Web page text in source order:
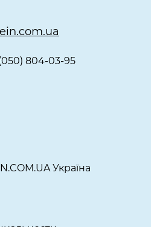
804-03-95
Україна